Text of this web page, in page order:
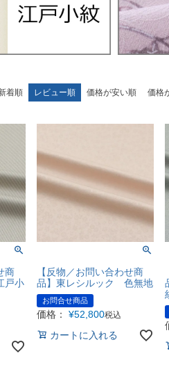
着順 レビュー順 価格が安い順 価格
商
戸小
【反物／お問い合わせ商
品】東レシルック 色無地
お問合せ商品
価格： ¥52,800税込
カートに入れる